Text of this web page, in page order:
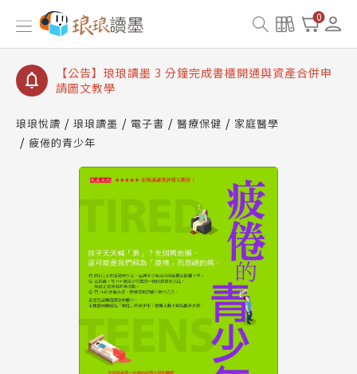
0
【公告】琅琅讀墨數位閱讀資產合併與書櫃開通申請
【公告】琅琅讀墨書櫃開通常見問題
【公告】琅琅讀墨 3 分鐘完成書櫃開通與資產合併申
請圖文教學
查詢
【公告】琅琅讀墨數位閱讀資產合併與書櫃開通申請
琅琅悅讀 琅琅讀墨 電子書 醫療保健
家庭醫學
疲倦的青少年